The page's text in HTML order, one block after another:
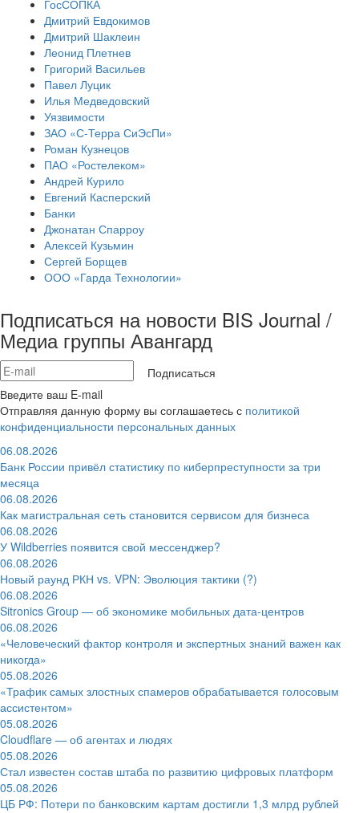
ГосСОПКА
Дмитрий Евдокимов
Дмитрий Шаклеин
Леонид Плетнев
Григорий Васильев
Павел Луцик
Илья Медведовский
Уязвимости
ЗАО «С-Терра СиЭсПи»
Роман Кузнецов
ПАО «Ростелеком»
Андрей Курило
Евгений Касперский
Банки
Джонатан Спарроу
Алексей Кузьмин
Сергей Борщев
ООО «Гарда Технологии»
Подписаться на новости BIS Journal /
Медиа группы Авангард
Подписаться
Введите ваш E-mail
Отправляя данную форму вы соглашаетесь с политикой
конфиденциальности персональных данных
06.08.2026
Банк России привёл статистику по киберпреступности за три
месяца
06.08.2026
Как магистральная сеть становится сервисом для бизнеса
06.08.2026
У Wildberries появится свой мессенджер?
06.08.2026
Новый раунд РКН vs. VPN: Эволюция тактики (?)
06.08.2026
Sitronics Group — об экономике мобильных дата-центров
06.08.2026
«Человеческий фактор контроля и экспертных знаний важен как
никогда»
05.08.2026
«Трафик самых злостных спамеров обрабатывается голосовым
ассистентом»
05.08.2026
Cloudflare — об агентах и людях
05.08.2026
Стал известен состав штаба по развитию цифровых платформ
05.08.2026
ЦБ РФ: Потери по банковским картам достигли 1,3 млрд рублей